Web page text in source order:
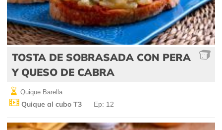
TOSTA DE SOBRASADA CON PERA
Y QUESO DE CABRA
Quique Barella
Quique al cubo T3 Ep: 12